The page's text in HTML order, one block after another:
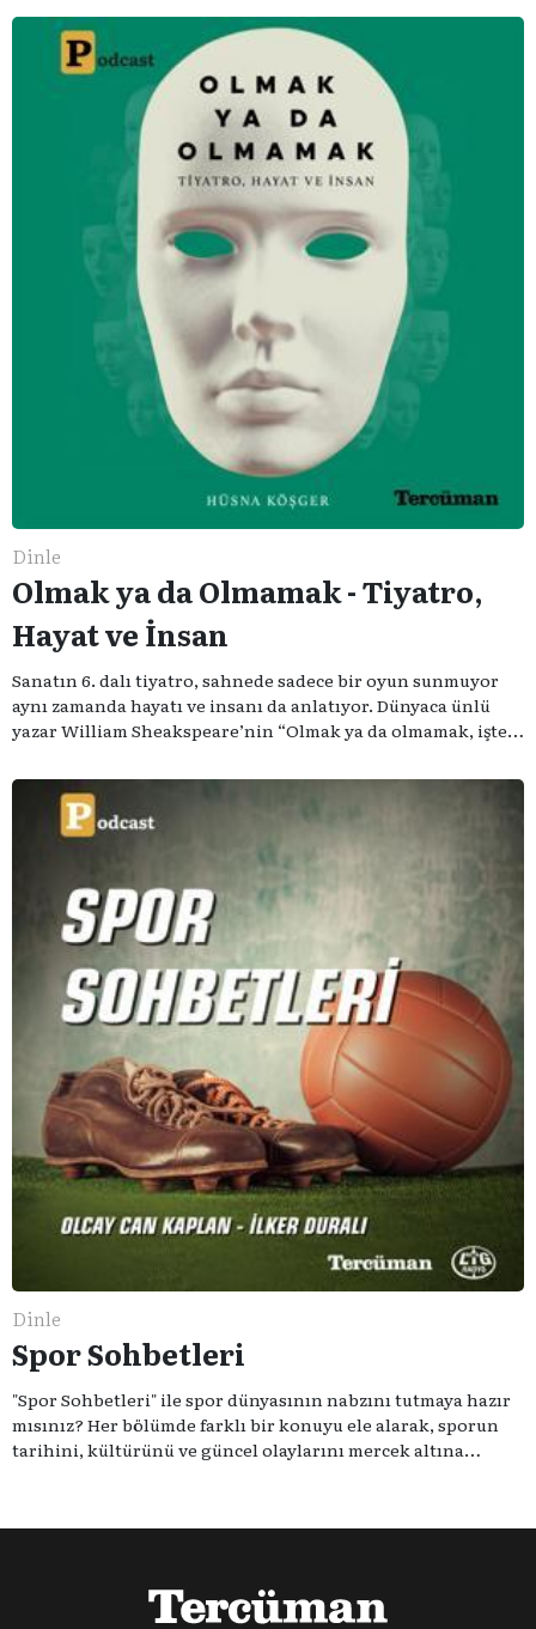
Dinle
Olmak ya da Olmamak - Tiyatro,
Hayat ve İnsan
Sanatın 6. dalı tiyatro, sahnede sadece bir oyun sunmuyor
aynı zamanda hayatı ve insanı da anlatıyor. Dünyaca ünlü
yazar William Sheakspeare’nin “Olmak ya da olmamak, işte
serimizde; tiyatroyu, alanının uzman isimleriyle
konuşuyoruz..
Dinle
Spor Sohbetleri
"Spor Sohbetleri" ile spor dünyasının nabzını tutmaya hazır
mısınız? Her bölümde farklı bir konuyu ele alarak, sporun
tarihini, kültürünü ve güncel olaylarını mercek altına
olmadığına inananlardansanız "Spor Sohbetleri" tam size